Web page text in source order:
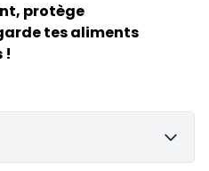
protège
tes aliments
!